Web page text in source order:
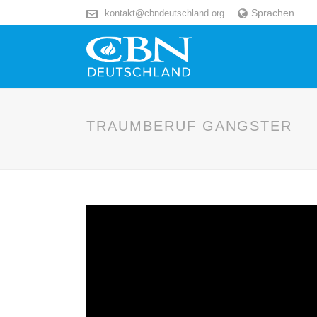
kontakt@cbndeutschland.org Sprachen
TRAUMBERUF GANGSTER